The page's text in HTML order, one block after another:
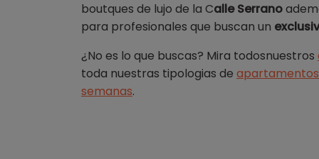
boutques de lujo de la Calle Serrano
para profesionales que buscan un
¿No es lo que buscas? Mira todosnuestros
toda nuestras tipologias de
semanas.